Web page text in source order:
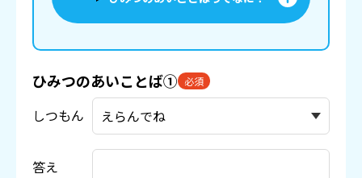
ひみつのあいことば① 必須
しつもん
答え